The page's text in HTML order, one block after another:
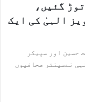
گئیں،
الہیٰ کی ایک
حسین اور سپیکر
نےسینئر صحافیوں